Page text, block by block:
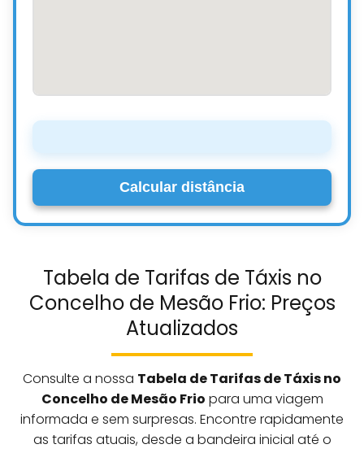
Calcular distância
Tabela de Tarifas de Táxis no
Concelho de Mesão Frio: Preços
Atualizados
Consulte a nossa Tabela de Tarifas de Táxis no
Concelho de Mesão Frio para uma viagem
informada e sem surpresas. Encontre rapidamente
as tarifas atuais, desde a bandeira inicial até o